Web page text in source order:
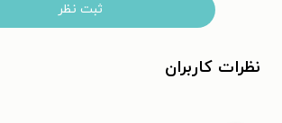
ثبت نظر
نظرات کاربران